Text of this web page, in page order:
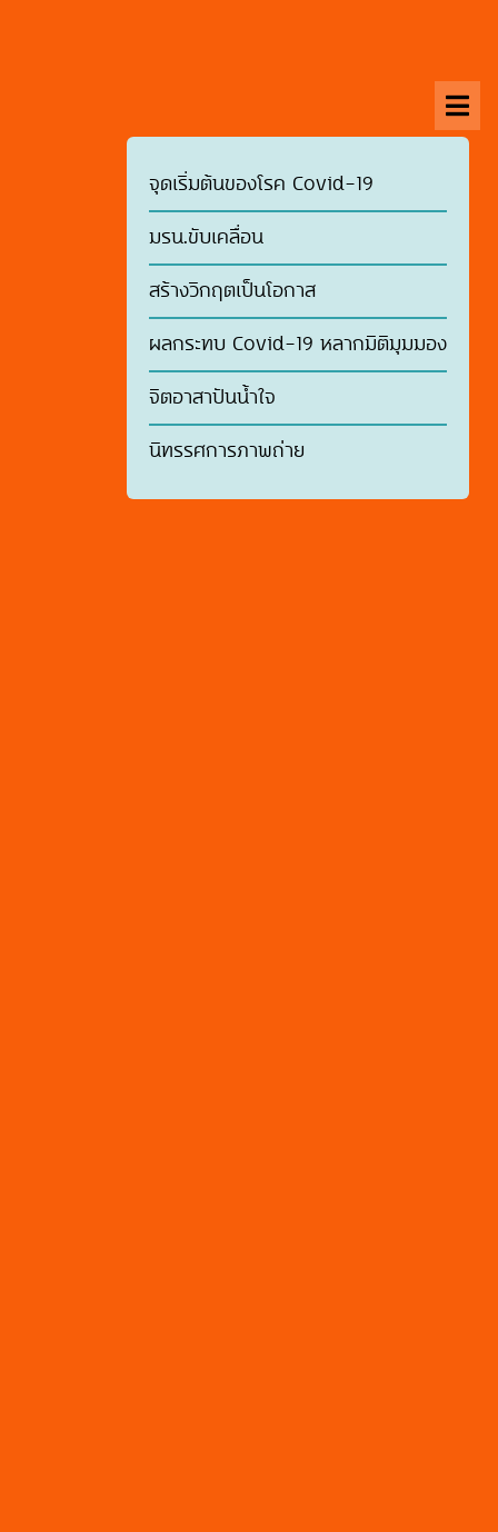
จุดเริ่มต้นของโรค Covid-19
มรน.ขับเคลื่อน
สร้างวิกฤตเป็นโอกาส
ผลกระทบ Covid-19 หลากมิติมุมมอง
จิตอาสาปันน้ำใจ
นิทรรศการภาพถ่าย